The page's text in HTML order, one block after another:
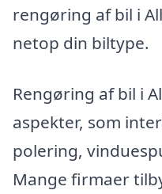
rengøring af bil i
netop din biltype.
Rengøring af bil i
aspekter, som
polering,
Mange firmaer